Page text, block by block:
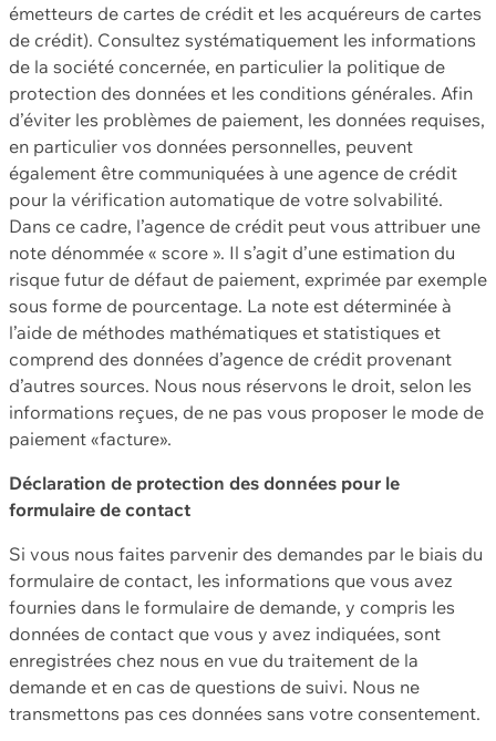
émetteurs de cartes de crédit et les acquéreurs de cartes
de crédit). Consultez systématiquement les informations
de la société concernée, en particulier la politique de
protection des données et les conditions générales. Afin
d’éviter les problèmes de paiement, les données requises,
en particulier vos données personnelles, peuvent
également être communiquées à une agence de crédit
pour la vérification automatique de votre solvabilité.
Dans ce cadre, l’agence de crédit peut vous attribuer une
note dénommée « score ». Il s’agit d’une estimation du
risque futur de défaut de paiement, exprimée par exemple
sous forme de pourcentage. La note est déterminée à
l’aide de méthodes mathématiques et statistiques et
comprend des données d’agence de crédit provenant
d’autres sources. Nous nous réservons le droit, selon les
informations reçues, de ne pas vous proposer le mode de
paiement «facture».
Déclaration de protection des données pour le
formulaire de contact
Si vous nous faites parvenir des demandes par le biais du
formulaire de contact, les informations que vous avez
fournies dans le formulaire de demande, y compris les
données de contact que vous y avez indiquées, sont
enregistrées chez nous en vue du traitement de la
demande et en cas de questions de suivi. Nous ne
transmettons pas ces données sans votre consentement.